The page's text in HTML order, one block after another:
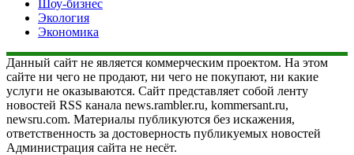
Шоу-бизнес
Экология
Экономика
Данный сайт не является коммерческим проектом. На этом
сайте ни чего не продают, ни чего не покупают, ни какие
услуги не оказываются. Сайт представляет собой ленту
новостей RSS канала news.rambler.ru, kommersant.ru,
newsru.com. Материалы публикуются без искажения,
ответственность за достоверность публикуемых новостей
Администрация сайта не несёт.